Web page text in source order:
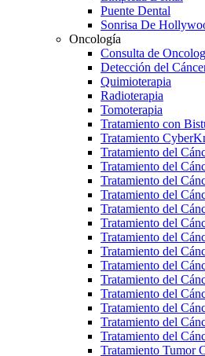
Puente Dental
Sonrisa De
Oncología
Consulta de
Detección del
Quimioterapia
Radioterapia
Tomoterapia
Tratamiento con
Tratamiento
Tratamiento del
Tratamiento del
Tratamiento del
Tratamiento del
Tratamiento del
Tratamiento del
Tratamiento del
Tratamiento del
Tratamiento del
Tratamiento del
Tratamiento del
Tratamiento del
Tratamiento del
Tratamiento del
Tratamiento Tumor